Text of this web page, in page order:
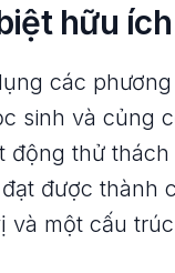
hữu
các
sinh và củng
động thử
được thành
một cấu